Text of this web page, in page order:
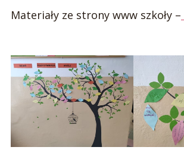
Materiały ze strony www szkoły –